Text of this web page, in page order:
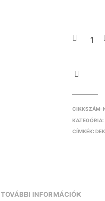
CIKKSZÁM:
KATEGÓRIA:
CÍMKÉK:
TOVÁBBI INFORMÁCIÓK